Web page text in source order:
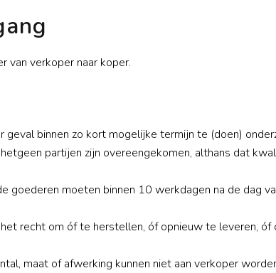
van verkoper naar koper.
binnen zo kort mogelijke termijn te (doen)
partijen zijn overeengekomen, althans dat
moeten binnen 10 werkdagen na de dag
recht om óf te herstellen, óf opnieuw te leveren, óf
maat of afwerking kunnen niet aan verkoper